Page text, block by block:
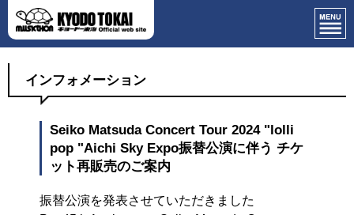
インフォメーション
Seiko Matsuda Concert Tour 2024 "lolli
pop "Aichi Sky Expo振替公演に伴う チケ
ット再販売のご案内
振替公演を発表させていただきました